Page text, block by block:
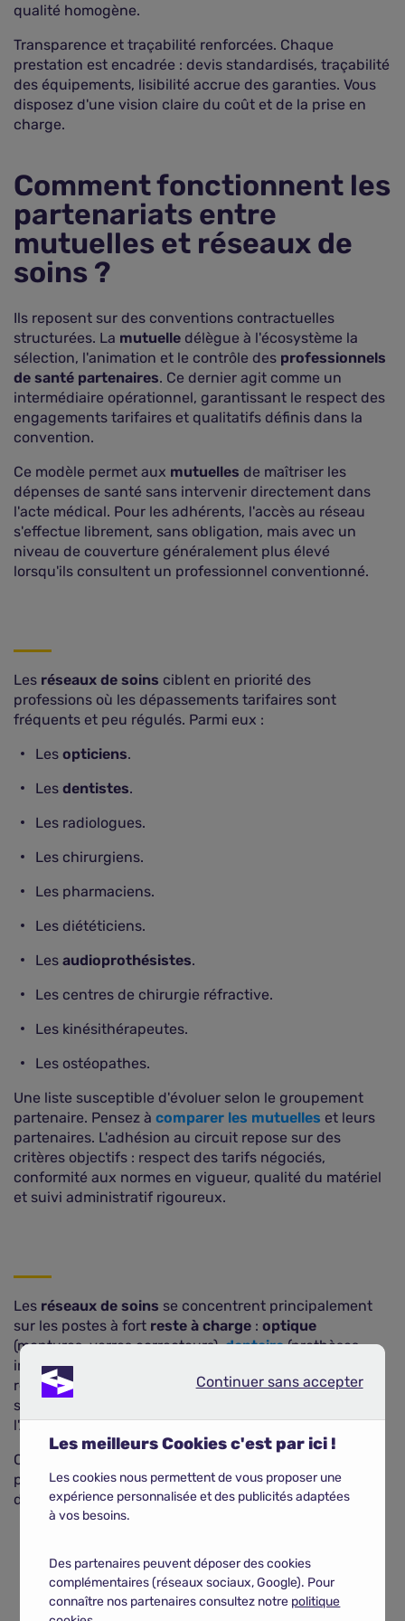
qualité homogène.
Transparence et traçabilité renforcées. Chaque
prestation est encadrée : devis standardisés, traçabilité
des équipements, lisibilité accrue des garanties. Vous
disposez d'une vision claire du coût et de la prise en
charge.
Comment fonctionnent les
partenariats entre
mutuelles et réseaux de
soins ?
Ils reposent sur des conventions contractuelles
structurées. La mutuelle délègue à l'écosystème la
sélection, l'animation et le contrôle des professionnels
de santé partenaires. Ce dernier agit comme un
intermédiaire opérationnel, garantissant le respect des
engagements tarifaires et qualitatifs définis dans la
convention.
Ce modèle permet aux mutuelles de maîtriser les
dépenses de santé sans intervenir directement dans
l'acte médical. Pour les adhérents, l'accès au réseau
s'effectue librement, sans obligation, mais avec un
niveau de couverture généralement plus élevé
lorsqu'ils consultent un professionnel conventionné.
Les réseaux de soins ciblent en priorité des
professions où les dépassements tarifaires sont
fréquents et peu régulés. Parmi eux :
Les opticiens.
Les dentistes.
Les radiologues.
Les chirurgiens.
Les pharmaciens.
Les diététiciens.
Les audioprothésistes.
Les centres de chirurgie réfractive.
Les kinésithérapeutes.
Les ostéopathes.
Une liste susceptible d'évoluer selon le groupement
partenaire. Pensez à comparer les mutuelles et leurs
partenaires. L'adhésion au circuit repose sur des
critères objectifs : respect des tarifs négociés,
conformité aux normes en vigueur, qualité du matériel
et suivi administratif rigoureux.
Les réseaux de soins se concentrent principalement
sur les postes à fort reste à charge : optique
(montures, verres correcteurs),dentaire(prothèses,
implants) ou
représentent une part significative des dépenses
supportées par les affiliés, malgré l'intervention de
l'Assurance maladie obligatoire.
Certains réseaux élargissent leur périmètre à d'autres
prestations comme l'orthodontie adulte ou certains
dispositifs médicaux, entre autres.
COMPARER LES MUTUELLES SANTE
Continuer sans accepter
Les meilleurs Cookies c'est par ici !
Les cookies nous permettent de vous proposer une
expérience personnalisée et des publicités adaptées
à vos besoins.
Des partenaires peuvent déposer des cookies
complémentaires (réseaux sociaux, Google). Pour
connaître nos partenaires consultez notre politique
Continuer sans accepter